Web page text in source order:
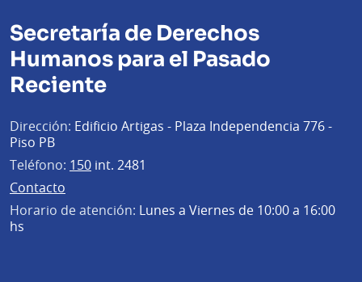
Secretaría de Derechos
Humanos para el Pasado
Reciente
Dirección: Edificio Artigas - Plaza Independencia 776 -
Piso PB
Teléfono: 150 int. 2481
Contacto
Horario de atención: Lunes a Viernes de 10:00 a 16:00
hs